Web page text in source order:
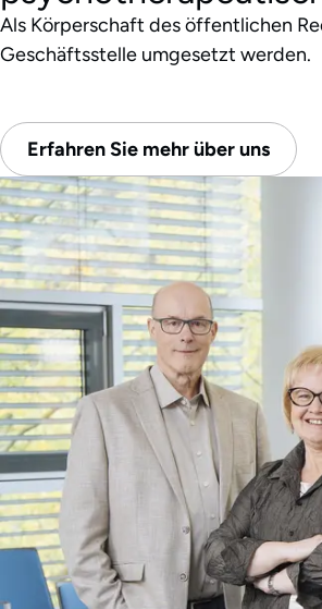
Als Körperschaft des öffentlichen
Geschäftsstelle umgesetzt werden.
Erfahren Sie mehr über uns